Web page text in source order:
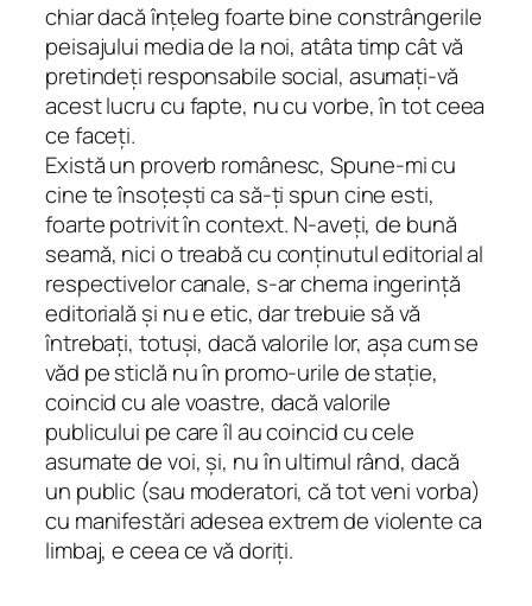
chiar dacă înțeleg foarte bine constrângerile
peisajului media de la noi, atâta timp cât vă
pretindeți responsabile social, asumați-vă
acest lucru cu fapte, nu cu vorbe, în tot ceea
ce faceți.
Există un proverb românesc,Spune-mi cu
cine te însoțești ca să-ți spun cine esti,
foarte potrivit în context. N-aveți, de bună
seamă, nici o treabă cu conținutul editorial al
respectivelor canale, s-ar chema ingerință
editorială și nu e etic, dar trebuie să vă
întrebați, totuși, dacă valorile lor, așa cum se
văd pe sticlă nu în promo-urile de stație,
coincid cu ale voastre, dacă valorile
publicului pe care îl au coincid cu cele
asumate de voi, și, nu în ultimul rând, dacă
un public (sau moderatori, că tot veni vorba)
cu manifestări adesea extrem de violente ca
limbaj, e ceea ce vă doriți.